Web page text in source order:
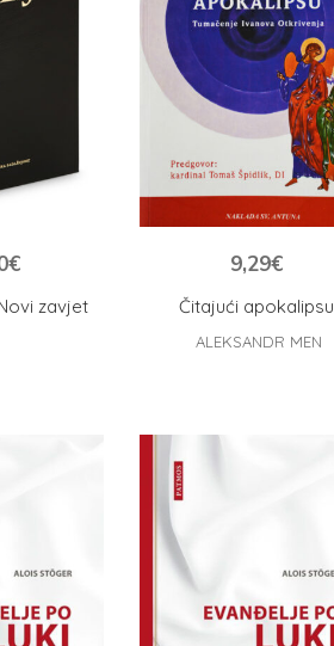
zavjet
€
Čitajući apokalipsu
9,29€
ALEKSANDR MEN